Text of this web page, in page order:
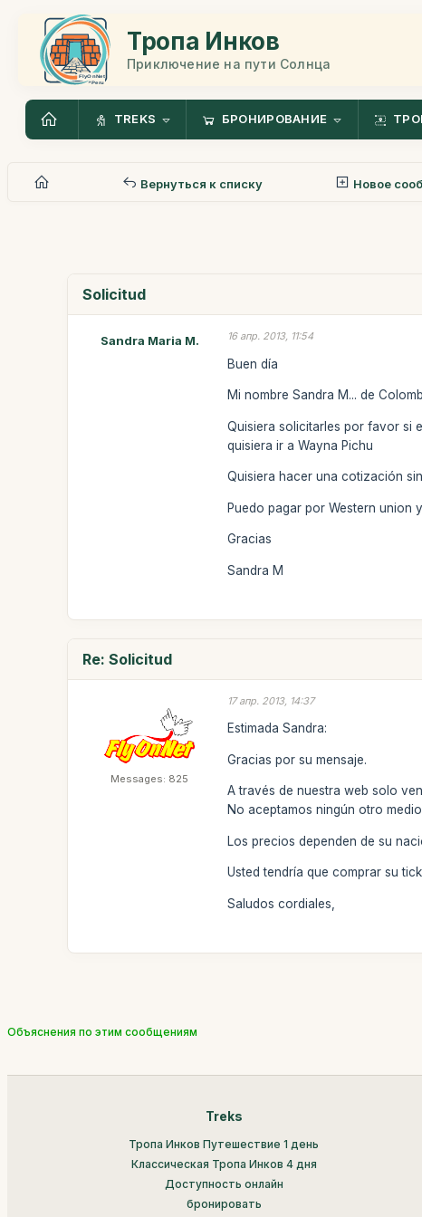
Тропа Инков
Приключение на пути Солнца
TREKS БРОНИРОВАНИЕ
Вернуться к списку Новое
Solicitud
Sandra Maria M. 16 апр. 2013, 11:54
Buen día
Mi nombre Sandra M... de
Quisiera solicitarles por favor si
quisiera ir a Wayna Pichu
Quisiera hacer una cotización
Puedo pagar por Western union
Gracias
Sandra M
Re: Solicitud
Messages: 825
17 апр. 2013, 14:37
Estimada Sandra:
Gracias por su mensaje.
A través de nuestra web solo
No aceptamos ningún otro
Los precios dependen de su
Usted tendría que comprar su
Saludos cordiales,
Объяснения по этим сообщениям
Treks
Тропа Инков Путешествие 1 день
Классическая Тропа Инков 4 дня
Доступность онлайн
бронировать